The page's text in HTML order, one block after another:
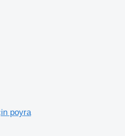
poyra